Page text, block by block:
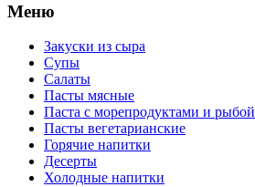
Меню
Закуски из сыра
Супы
Салаты
Пасты мясные
Паста с морепродуктами и рыбой
Пасты вегетарианские
Горячие напитки
Десерты
Холодные напитки